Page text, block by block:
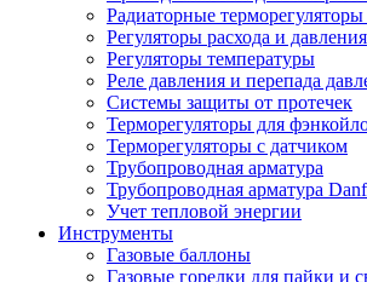
Радиаторные
Регуляторы расхода и давления
Регуляторы температуры
Реле давления и перепада
Системы защиты от протечек
Терморегуляторы для
Терморегуляторы с датчиком
Трубопроводная арматура
Трубопроводная арматура
Учет тепловой энергии
Инструменты
Газовые баллоны
Газовые горелки для пайки и